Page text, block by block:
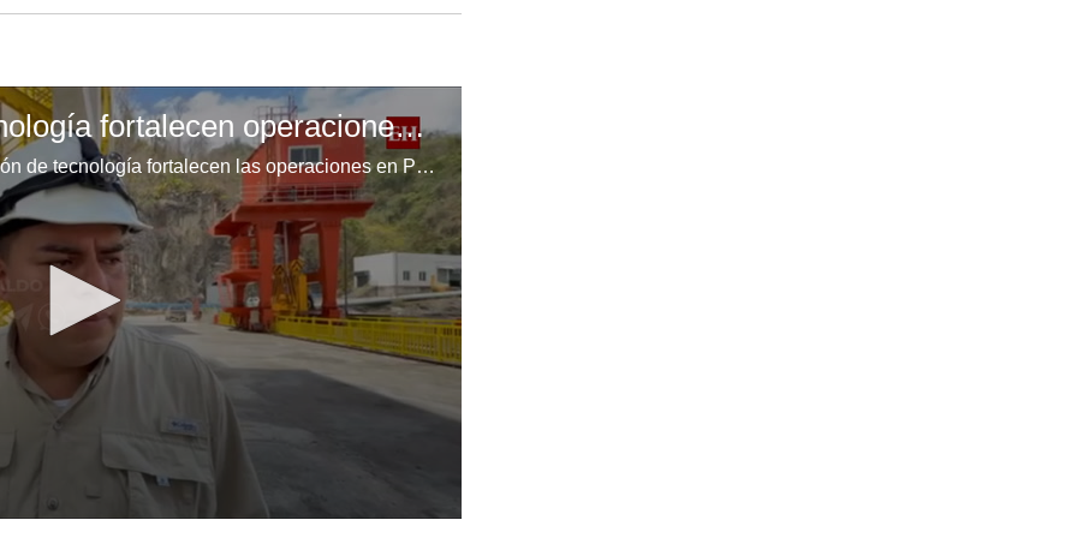
Mantenimiento y tecnología fortalecen operaciones en Patuca III
El mantenimiento y la incorporación de tecnología fortalecen las operaciones en Patuca III, optimizando el funcionamiento de la hidroeléctrica y sus sistemas de control.